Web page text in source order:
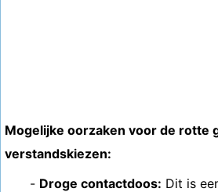
Mogelijke oorzaken voor de rotte
verstandskiezen:
- Droge contactdoos: Dit is